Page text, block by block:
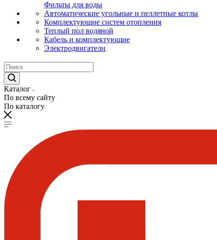
Фильты для воды
Автоматические угольные и пеллетные котлы
Комплектующие систем отопления
Теплый пол водяной
Кабель и комплектующие
Электродвигатели
Каталог
По всему сайту
По каталогу